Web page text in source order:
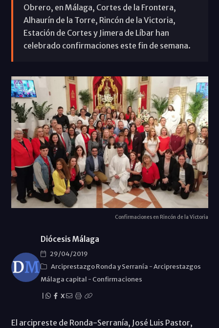
Obrero, en Málaga, Cortes de la Frontera,
Alhaurín de la Torre, Rincón de la Victoria,
Estación de Cortes y Jimera de Líbar han
celebrado confirmaciones este fin de semana.
Confirmaciones en Rincón de la Victoria
Diócesis Málaga
29/04/2019
Arciprestazgo Ronda y Serraní­a -Arciprestazgos
Málaga capital - Confirmaciones
X
El arcipreste de Ronda-Serranía, José Luis Pastor,